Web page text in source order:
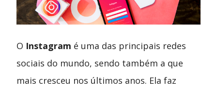
O Instagram é uma das principais redes
sociais do mundo, sendo também a que
mais cresceu nos últimos anos. Ela faz